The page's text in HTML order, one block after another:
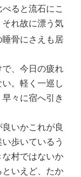
ると流石にこ
れ故に漂う気
睡骨にさえも居
、今日の疲れ
。軽く一巡し
々に宿へ引き
いかこれが良
歩いているう
村ではないか
いえど、たか